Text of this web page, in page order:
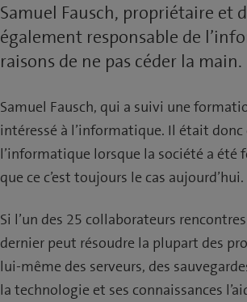
Samuel Fausch, propriétaire et
également responsable de
raisons de ne pas céder la main.
Samuel Fausch, qui a suivi une
intéressé à l’informatique. Il était
l’informatique lorsque la société a été
que ce c’est toujours le cas aujourd’hui.
Si l’un des 25 collaborateurs
dernier peut résoudre la plupart des
lui-même des serveurs, des
la technologie et ses connaissances